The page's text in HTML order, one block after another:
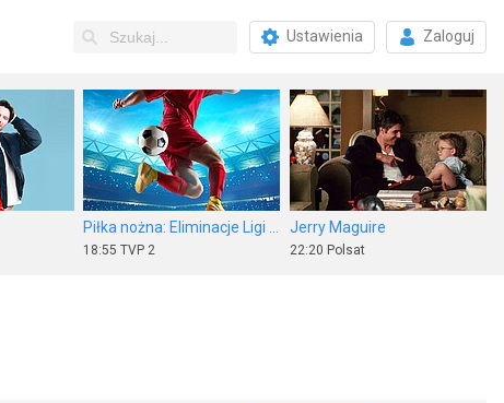
Ustawienia Zaloguj
18:55 TVP 2
Jerry Maguire
22:20 Polsat